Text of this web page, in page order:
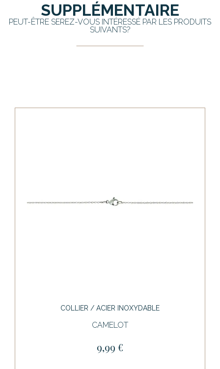
SUPPLÉMENTAIRE
PEUT-ÊTRE SEREZ-VOUS INTÉRESSÉ PAR LES PRODUITS
SUIVANTS?
COLLIER / ACIER INOXYDABLE
CAMELOT
9,99 €